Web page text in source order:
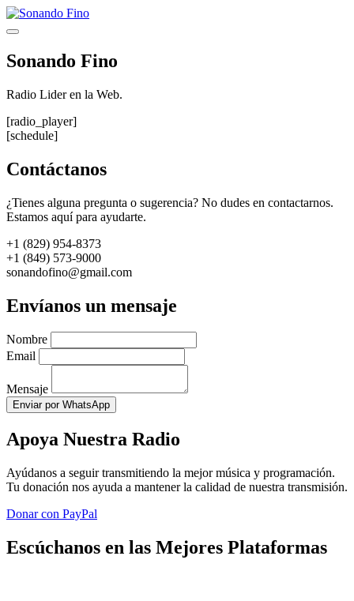
Saltar
al
Menú
Sonando Fino
Radio Lider en la Web.
[radio_player]
[schedule]
Contáctanos
¿Tienes alguna pregunta o sugerencia? No dudes en contactarnos.
Estamos aquí para ayudarte.
+1 (829) 954-8373
+1 (849) 573-9000
sonandofino@gmail.com
Envíanos un mensaje
Nombre
Email
Mensaje
Enviar por WhatsApp
Apoya Nuestra Radio
Ayúdanos a seguir transmitiendo la mejor música y programación.
Tu donación nos ayuda a mantener la calidad de nuestra transmisión.
Donar con PayPal
Escúchanos en las Mejores Plataformas